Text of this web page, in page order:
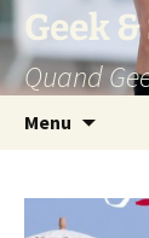
Aller
au
contenu
Geek
Quand
Menu